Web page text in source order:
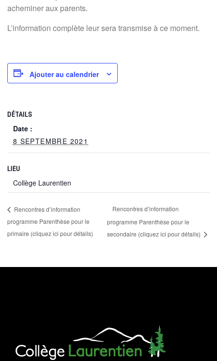
acheminer aux parents.
L’information complète leur sera transmise à ce moment.
Ajouter au calendrier
DÉTAILS
Date :
8 SEPTEMBRE 2021
LIEU
Collège Laurentien
Rencontres d’information
programme Parenthèse pour le
primaire (cliquez ici pour détails)
Rencontres d’information
programme Parenthèse pour le
secondaire (cliquez ici pour détails)